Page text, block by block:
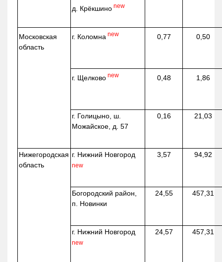
д. Крёкшино new
Московская
область
г. Коломна new 0,77 0,50
г. Щелково new 0,48 1,86
г. Голицыно, ш.
Можайское, д. 57
0,16 21,03
Нижегородская
область
г. Нижний Новгород
new
3,57 94,92
Богородский район,
п. Новинки
24,55 457,31
г. Нижний Новгород
new
24,57 457,31